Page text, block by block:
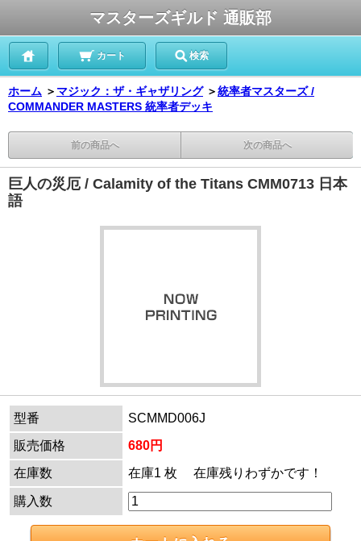
マスターズギルド 通販部
カート 検索
ホーム ＞ マジック：ザ・ギャザリング ＞統率者マスターズ /
COMMANDER MASTERS 統率者デッキ
前の商品へ 次の商品へ
巨人の災厄 / Calamity of the Titans CMM0713 日本
語
型番
SCMMD006J
販売価格
680円
在庫数
在庫1 枚 在庫残りわずかです！
購入数